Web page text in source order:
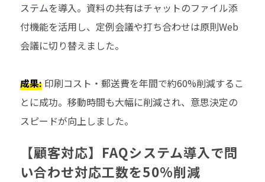
ステムを導入。資料の共有はチャットのファイル添
付機能を活用し、定例会議や打ち合わせは原則Web
会議に切り替えました。
成果:印刷コスト・郵送費を年間で約60%削減するこ
とに成功。移動時間も大幅に削減され、意思決定の
スピードが向上しました。
【顧客対応】FAQシステム導入で問
い合わせ対応工数を50%削減